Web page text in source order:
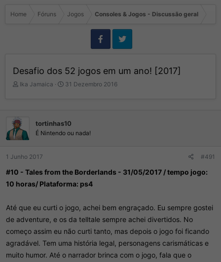
Home Fóruns Jogos Consoles & Jogos - Discussão geral
Desafio dos 52 jogos em um ano! [2017]
I
i
a
d
r
o
t
i
c
Ika Jamaica
D
d
e
I
o
31 Dezembro 2016
tortinhas10
É Nintendo ou nada!
1 Junho 2017 #491
#10 - Tales from the Borderlands - 31/05/2017 / tempo jogo:
10 horas/ Plataforma: ps4
Até que eu curti o jogo, achei bem engraçado. Eu sempre gostei
de adventure, e os da telltale sempre achei divertidos. No
começo assim eu não curti tanto, mas depois o jogo foi ficando
agradável. Tem uma história legal, personagens carismáticas e
muito humor. Até o narrador brinca com o jogo, fala que o